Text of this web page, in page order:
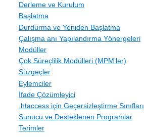
Derleme ve Kurulum
Başlatma
Durdurma ve Yeniden Başlatma
Çalışma anı Yapılandırma Yönergeleri
Modüller
Çok Süreçlilik Modülleri (MPM’ler)
Süzgeçler
Eylemciler
İfade Çözümleyici
.htaccess için Geçersizleştirme Sınıfları
Sunucu ve Desteklenen Programlar
Terimler